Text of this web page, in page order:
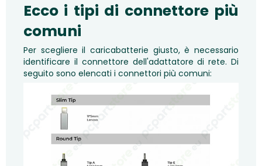
Ecco i tipi di connettore più
comuni
Per scegliere il caricabatterie giusto, è necessario
identificare il connettore dell'adattatore di rete. Di
seguito sono elencati i connettori più comuni: